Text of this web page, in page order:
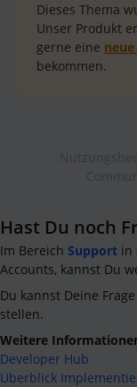
Dieses Thema
Unser Produkt
gerne eine
bekommen.
Hast Du noch
Im Bereich Support in
Accounts, kannst Du
Du kannst Deine
stellen.
Weitere
Developer Hub
Überblick